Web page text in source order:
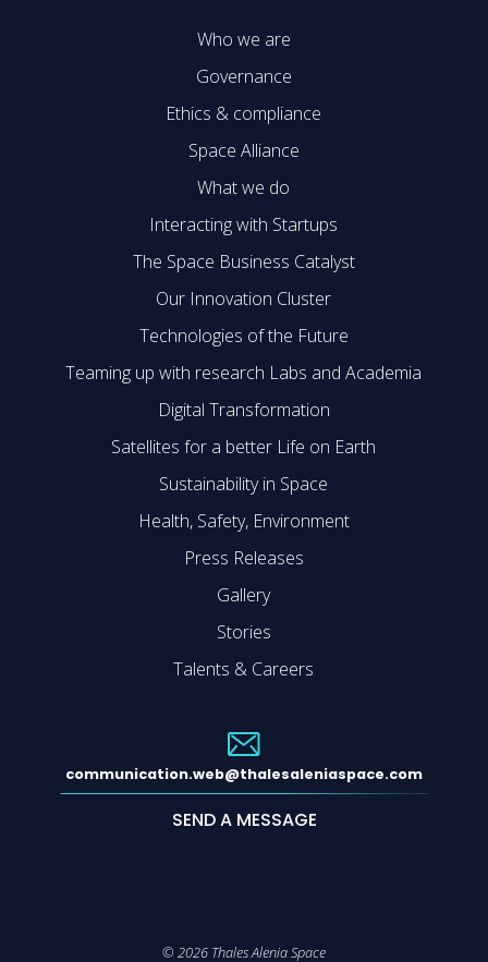
Who we are
Governance
Ethics & compliance
Space Alliance
What we do
Interacting with Startups
The Space Business Catalyst
Our Innovation Cluster
Technologies of the Future
Teaming up with research Labs and Academia
Digital Transformation
Satellites for a better Life on Earth
Sustainability in Space
Health, Safety, Environment
Press Releases
Gallery
Stories
Talents & Careers
communication.web@thalesaleniaspace.com
SEND A MESSAGE
© 2026 Thales Alenia Space